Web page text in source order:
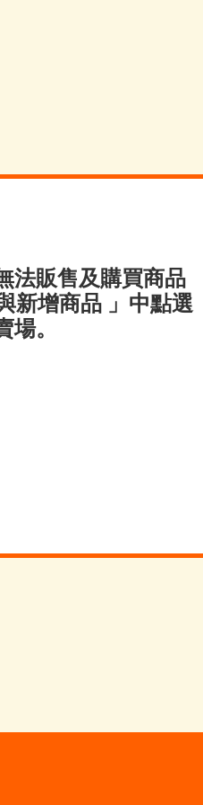
法販售及購買商品
新增商品 」中點選
。